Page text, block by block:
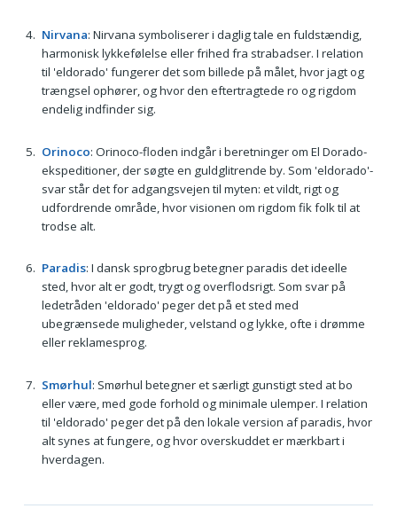
Nirvana: Nirvana symboliserer i daglig tale en fuldstændig,
harmonisk lykkefølelse eller frihed fra strabadser. I relation
til 'eldorado' fungerer det som billede på målet, hvor jagt og
trængsel ophører, og hvor den eftertragtede ro og rigdom
endelig indfinder sig.
Orinoco: Orinoco-floden indgår i beretninger om El Dorado-
ekspeditioner, der søgte en guldglitrende by. Som 'eldorado'-
svar står det for adgangsvejen til myten: et vildt, rigt og
udfordrende område, hvor visionen om rigdom fik folk til at
trodse alt.
Paradis: I dansk sprogbrug betegner paradis det ideelle
sted, hvor alt er godt, trygt og overflodsrigt. Som svar på
ledetråden 'eldorado' peger det på et sted med
ubegrænsede muligheder, velstand og lykke, ofte i drømme
eller reklamesprog.
Smørhul: Smørhul betegner et særligt gunstigt sted at bo
eller være, med gode forhold og minimale ulemper. I relation
til 'eldorado' peger det på den lokale version af paradis, hvor
alt synes at fungere, og hvor overskuddet er mærkbart i
hverdagen.